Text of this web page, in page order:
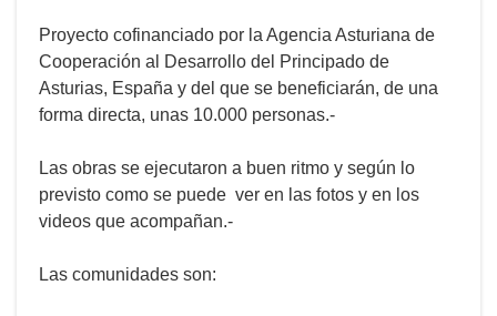
Proyecto cofinanciado por la Agencia Asturiana de
Cooperación al Desarrollo del Principado de
Asturias, España y del que se beneficiarán, de una
forma directa, unas 10.000 personas.-
Las obras se ejecutaron a buen ritmo y según lo
previsto como se puede ver en las fotos y en los
videos que acompañan.-
Las comunidades son: